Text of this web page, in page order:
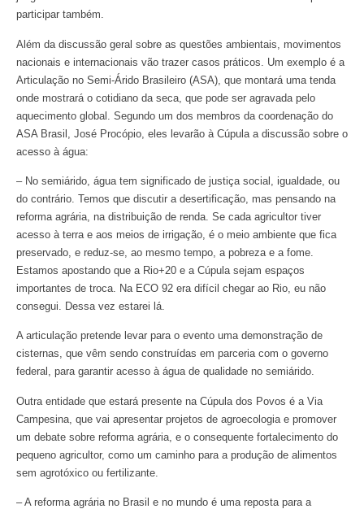
participar também.
Além da discussão geral sobre as questões ambientais, movimentos
nacionais e internacionais vão trazer casos práticos. Um exemplo é a
Articulação no Semi-Árido Brasileiro (ASA), que montará uma tenda
onde mostrará o cotidiano da seca, que pode ser agravada pelo
aquecimento global. Segundo um dos membros da coordenação do
ASA Brasil, José Procópio, eles levarão à Cúpula a discussão sobre o
acesso à água:
– No semiárido, água tem significado de justiça social, igualdade, ou
do contrário. Temos que discutir a desertificação, mas pensando na
reforma agrária, na distribuição de renda. Se cada agricultor tiver
acesso à terra e aos meios de irrigação, é o meio ambiente que fica
preservado, e reduz-se, ao mesmo tempo, a pobreza e a fome.
Estamos apostando que a Rio+20 e a Cúpula sejam espaços
importantes de troca. Na ECO 92 era difícil chegar ao Rio, eu não
consegui. Dessa vez estarei lá.
A articulação pretende levar para o evento uma demonstração de
cisternas, que vêm sendo construídas em parceria com o governo
federal, para garantir acesso à água de qualidade no semiárido.
Outra entidade que estará presente na Cúpula dos Povos é a Via
Campesina, que vai apresentar projetos de agroecologia e promover
um debate sobre reforma agrária, e o consequente fortalecimento do
pequeno agricultor, como um caminho para a produção de alimentos
sem agrotóxico ou fertilizante.
– A reforma agrária no Brasil e no mundo é uma reposta para a